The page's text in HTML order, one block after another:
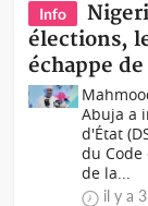
Info
élections,
échappe
Abuja a
d'État
du
de la...
il y a